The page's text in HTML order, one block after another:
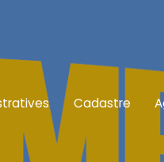
Cadastre